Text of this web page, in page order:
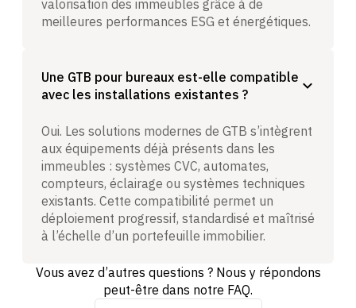
valorisation des immeubles grâce à de
meilleures performances ESG et énergétiques.
Une GTB pour bureaux est-elle compatible
avec les installations existantes ?
Oui. Les solutions modernes de GTB s’intègrent
aux équipements déjà présents dans les
immeubles : systèmes CVC, automates,
compteurs, éclairage ou systèmes techniques
existants. Cette compatibilité permet un
déploiement progressif, standardisé et maîtrisé
à l’échelle d’un portefeuille immobilier.
Vous avez d’autres questions ? Nous y répondons
peut-être dans notre FAQ.